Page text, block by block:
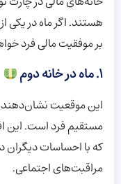
هستند. اگر ماه در یکی
بر موفقیت مالی فرد
۱. ماه در خانه دوم
این موقعیت
مستقیم فرد است. این
که با احساسات دیگران
مراقبت‌های اجتماعی.